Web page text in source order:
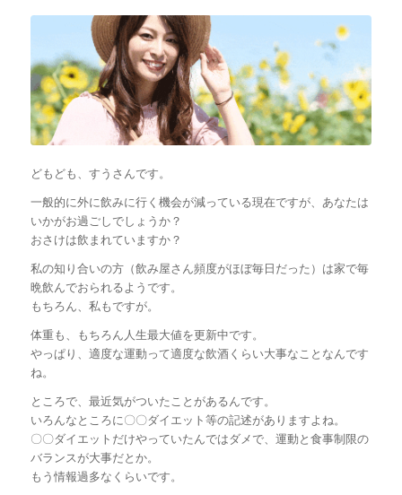
どもども、すうさんです。
一般的に外に飲みに行く機会が減っている現在ですが、あなたは
いかがお過ごしでしょうか？
おさけは飲まれていますか？
私の知り合いの方（飲み屋さん頻度がほぼ毎日だった）は家で毎
晩飲んでおられるようです。
もちろん、私もですが。
体重も、もちろん人生最大値を更新中です。
やっぱり、適度な運動って適度な飲酒くらい大事なことなんです
ね。
ところで、最近気がついたことがあるんです。
いろんなところに〇〇ダイエット等の記述がありますよね。
〇〇ダイエットだけやっていたんではダメで、運動と食事制限の
バランスが大事だとか。
もう情報過多なくらいです。